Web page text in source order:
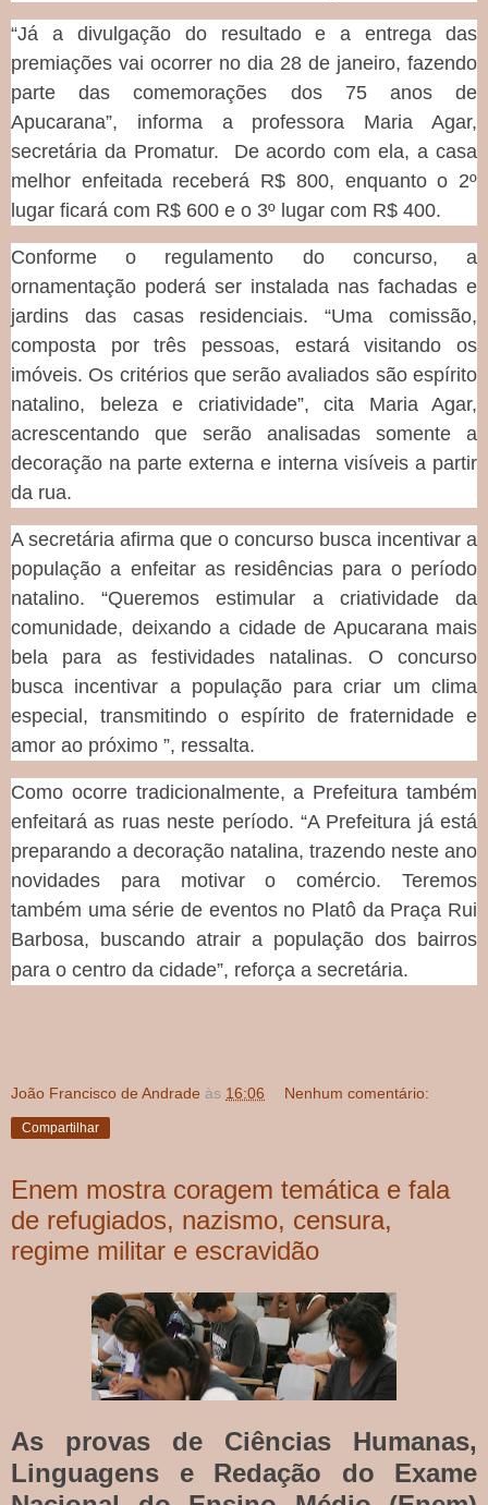
“Já a divulgação do resultado e a entrega das
premiações vai ocorrer no dia 28 de janeiro, fazendo
parte das comemorações dos 75 anos de
Apucarana”, informa a professora Maria Agar,
secretária da Promatur. De acordo com ela, a casa
melhor enfeitada receberá R$ 800, enquanto o 2º
lugar ficará com R$ 600 e o 3º lugar com R$ 400.
Conforme o regulamento do concurso, a
ornamentação poderá ser instalada nas fachadas e
jardins das casas residenciais. “Uma comissão,
composta por três pessoas, estará visitando os
imóveis. Os critérios que serão avaliados são espírito
natalino, beleza e criatividade”, cita Maria Agar,
acrescentando que serão analisadas somente a
decoração na parte externa e interna visíveis a partir
da rua.
A secretária afirma que o concurso busca incentivar a
população a enfeitar as residências para o período
natalino. “Queremos estimular a criatividade da
comunidade, deixando a cidade de Apucarana mais
bela para as festividades natalinas. O concurso
busca incentivar a população para criar um clima
especial, transmitindo o espírito de fraternidade e
amor ao próximo ”, ressalta.
Como ocorre tradicionalmente, a Prefeitura também
enfeitará as ruas neste período. “A Prefeitura já está
preparando a decoração natalina, trazendo neste ano
novidades para motivar o comércio. Teremos
também uma série de eventos no Platô da Praça Rui
Barbosa, buscando atrair a população dos bairros
para o centro da cidade”, reforça a secretária.
João Francisco de Andrade às 16:06 Nenhum comentário:
Compartilhar
Enem mostra coragem temática e fala
de refugiados, nazismo, censura,
regime militar e escravidão
As provas de Ciências Humanas,
Linguagens e Redação do Exame